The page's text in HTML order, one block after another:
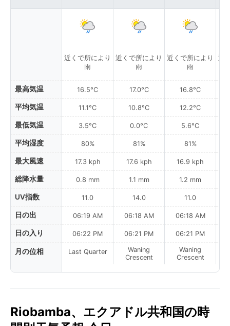
最高気温
平均気温
最低気温
平均湿度
最大風速
総降水量
UV指数
日の出
日の入り
月の位相
近くで所により
雨
16.5°C
11.1°C
3.5°C
80%
17.3 kph
0.8 mm
11.0
06:19 AM
06:22 PM
Last Quarter
近くで所により
雨
17.0°C
10.8°C
0.0°C
81%
17.6 kph
1.1 mm
14.0
06:18 AM
06:21 PM
Waning
Crescent
近くで所により
雨
16.8°C
12.2°C
5.6°C
81%
16.9 kph
1.2 mm
11.0
06:18 AM
06:21 PM
Waning
Crescent
近
Riobamba、エクアドル共和国の時